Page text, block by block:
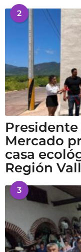
2
Mercado
casa
Región
3